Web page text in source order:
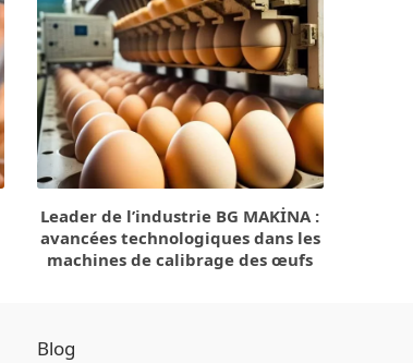
Leader de l’industrie BG MAKİNA :
avancées technologiques dans les
machines de calibrage des œufs
Blog